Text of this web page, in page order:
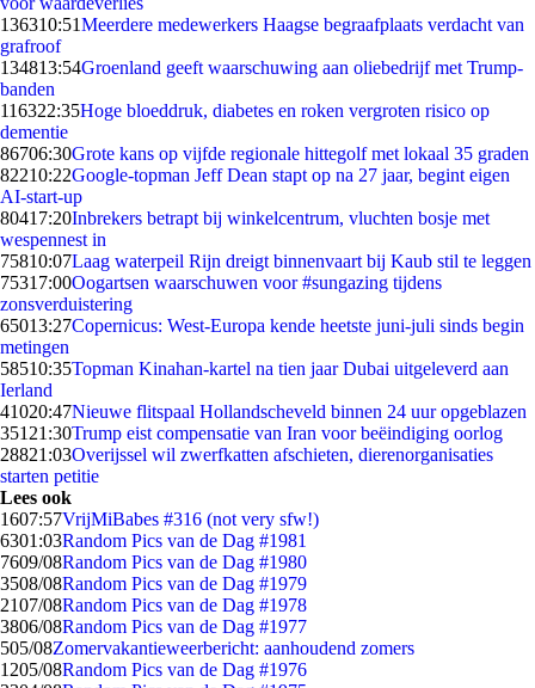
136310:51Meerdere medewerkers Haagse begraafplaats verdacht van
grafroof
134813:54Groenland geeft waarschuwing aan oliebedrijf met Trump-
banden
116322:35Hoge bloeddruk, diabetes en roken vergroten risico op
dementie
86706:30Grote kans op vijfde regionale hittegolf met lokaal 35 graden
82210:22Google-topman Jeff Dean stapt op na 27 jaar, begint eigen
AI-start-up
80417:20Inbrekers betrapt bij winkelcentrum, vluchten bosje met
wespennest in
75810:07Laag waterpeil Rijn dreigt binnenvaart bij Kaub stil te leggen
75317:00Oogartsen waarschuwen voor #sungazing tijdens
zonsverduistering
65013:27Copernicus: West-Europa kende heetste juni-juli sinds begin
metingen
58510:35Topman Kinahan-kartel na tien jaar Dubai uitgeleverd aan
Ierland
41020:47Nieuwe flitspaal Hollandscheveld binnen 24 uur opgeblazen
351 21:30Trump eist compensatie van Iran voor beëindiging oorlog
28821:03Overijssel wil zwerfkatten afschieten, dierenorganisaties
starten petitie
Lees ook
1607:57VrijMiBabes #316 (not very sfw!)
6301:03Random Pics van de Dag #1981
7609/08Random Pics van de Dag #1980
3508/08Random Pics van de Dag #1979
2107/08Random Pics van de Dag #1978
3806/08Random Pics van de Dag #1977
505/08Zomervakantieweerbericht: aanhoudend zomers
1205/08Random Pics van de Dag #1976